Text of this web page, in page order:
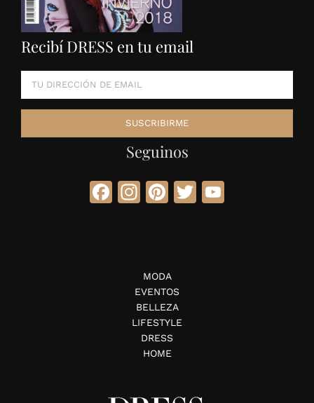
Recibí DRESS en tu email
Seguinos
Facebook
Instagram
Pinterest
Twitter
MODA
EVENTOS
BELLEZA
LIFESTYLE
DRESS
HOME